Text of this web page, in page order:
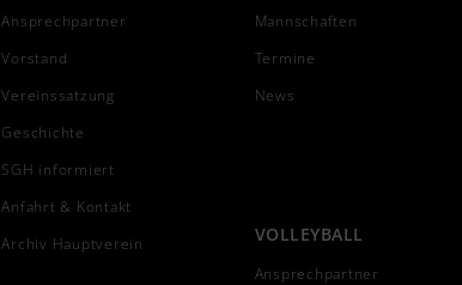
Ansprechpartner
Vorstand
Vereinssatzung
Geschichte
SGH informiert
Anfahrt & Kontakt
Archiv Hauptverein
Mannschaften
Termine
News
VOLLEYBALL
Ansprechpartner